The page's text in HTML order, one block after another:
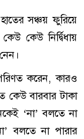
সঞ্চয় ফুরিয়ে
কেউ নির্দ্বিধায়
করেন, কারও
কেউ বারবার টাকা
‘না’ বলতে না
বলতে না পারার